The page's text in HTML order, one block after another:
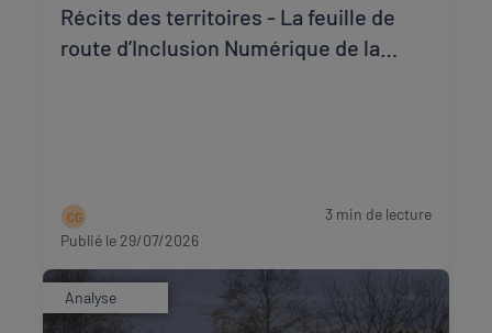
Récits des territoires - La feuille de
route d’Inclusion Numérique de la
C G
3 min de lecture
Publié le 29/07/2026
Analyse